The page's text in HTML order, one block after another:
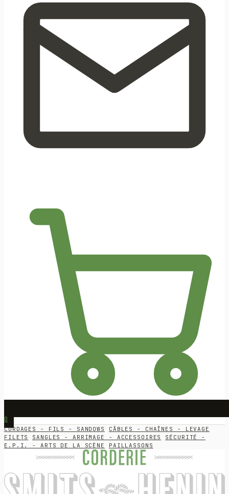
0
CORDAGES - FILS - SANDOWS
CÂBLES - CHAÎNES - LEVAGE
FILETS
SANGLES - ARRIMAGE - ACCESSOIRES
SÉCURITÉ -
E.P.I. - ARTS DE LA SCÈNE
PAILLASSONS